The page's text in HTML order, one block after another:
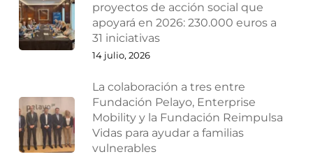
proyectos de acción social que
apoyará en 2026: 230.000 euros a
31 iniciativas
14 julio, 2026
La colaboración a tres entre
Fundación Pelayo, Enterprise
Mobility y la Fundación Reimpulsa
Vidas para ayudar a familias
vulnerables